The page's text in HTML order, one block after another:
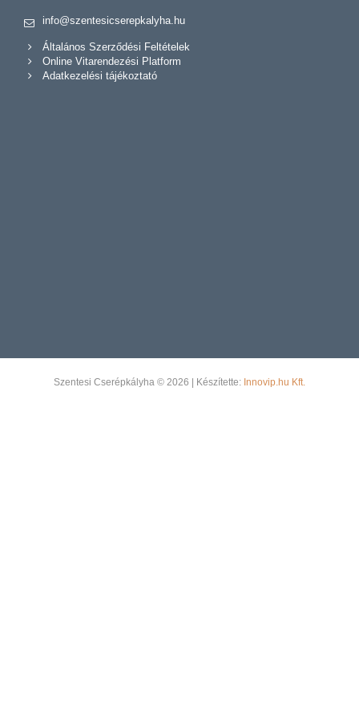
info@szentesicserepkalyha.hu
Általános Szerződési Feltételek
Online Vitarendezési Platform
Adatkezelési tájékoztató
Szentesi Cserépkályha © 2026 | Készítette: Innovip.hu Kft.